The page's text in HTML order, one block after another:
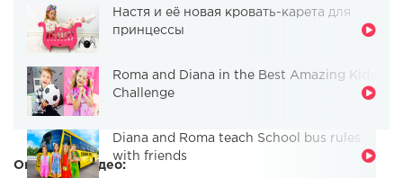
Настя и её новая кровать-карета для
принцессы
Roma and Diana in the Best Amazing Kids
Challenge
Diana and Roma teach School bus rules
with friends
Описание видео: